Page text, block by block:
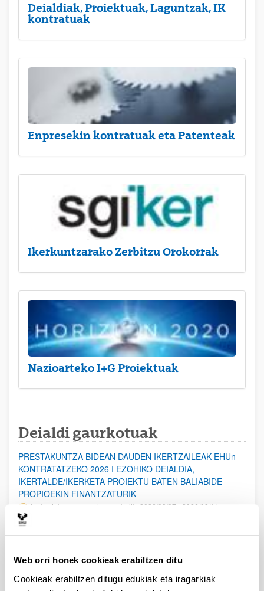
Web orri honek cookieak erabiltzen ditu
Cookieak erabiltzen ditugu edukiak eta iragarkiak
Deialdiak, Proiektuak, Laguntzak, IK
kontratuak
Enpresekin kontratuak eta Patenteak
Ikerkuntzarako Zerbitzu Orokorrak
Nazioarteko I+G Proiektuak
Deialdi gaurkotuak
PRESTAKUNTZA BIDEAN DAUDEN IKERTZAILEAK EHUn
KONTRATATZEKO 2026 I EZOHIKO DEIALDIA,
IKERTALDE/IKERKETA PROIEKTU BATEN BALIABIDE
PROPIOEKIN FINANTZATURIK
Aurkezteko epea ez dago zabalik: 2026/08/07 - 2026/08/14
erosi eta berritzeko laguntzak 2026
Izapide irekia